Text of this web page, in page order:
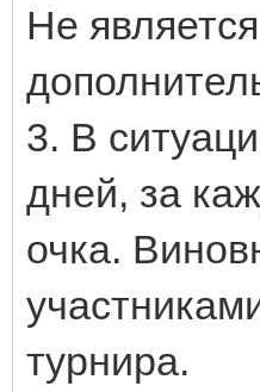
Не
3. В
дней, за
очка.
турнира.